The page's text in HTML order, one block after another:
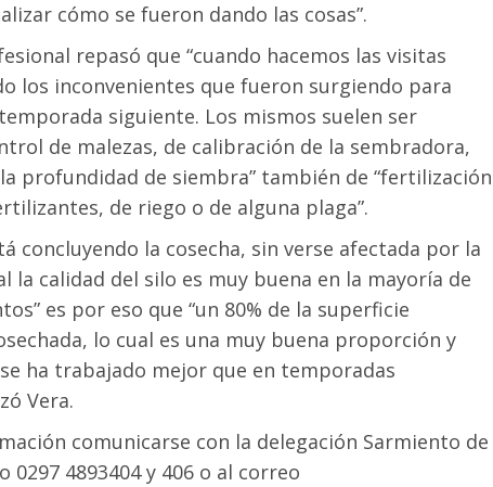
cómo se fueron dando las cosas”.
repasó que “cuando hacemos las visitas
los inconvenientes que fueron surgiendo para
siguiente. Los mismos suelen ser
de malezas, de calibración de la sembradora,
profundidad de siembra” también de “fertilización
de riego o de alguna plaga”.
concluyendo la cosecha, sin verse afectada por la
la calidad del silo es muy buena en la mayoría de
es por eso que “un 80% de la superficie
lo cual es una muy buena proporción y
ha trabajado mejor que en temporadas
Vera.
comunicarse con la delegación Sarmiento de
0297 4893404 y 406 o al correo